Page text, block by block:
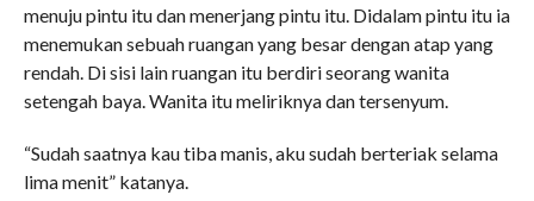
menuju pintu itu dan menerjang pintu itu. Didalam pintu itu ia
menemukan sebuah ruangan yang besar dengan atap yang
rendah. Di sisi lain ruangan itu berdiri seorang wanita
setengah baya. Wanita itu meliriknya dan tersenyum.
“Sudah saatnya kau tiba manis, aku sudah berteriak selama
lima menit” katanya.